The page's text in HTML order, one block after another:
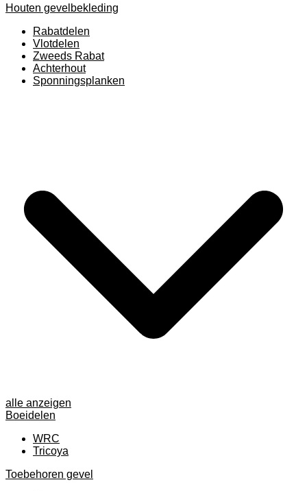
Houten gevelbekleding
Rabatdelen
Vlotdelen
Zweeds Rabat
Achterhout
Sponningsplanken
alle anzeigen
Boeidelen
WRC
Tricoya
Toebehoren gevel